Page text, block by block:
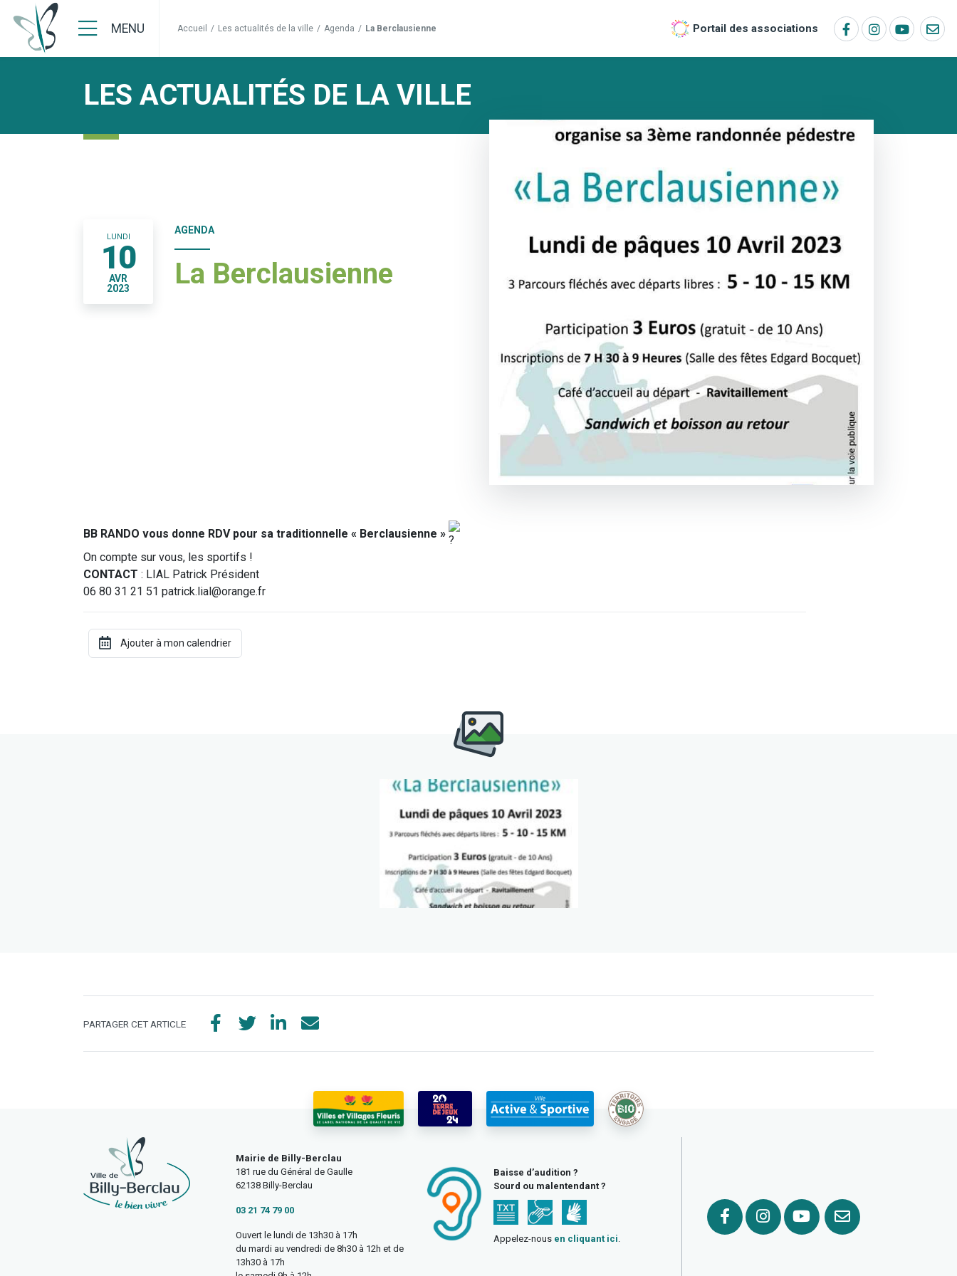
MENU Accueil / Les actualités de la ville / Agenda / La Berclausienne Portail des associations
LES ACTUALITÉS DE LA VILLE
LUNDI
10
AVR
2023
AGENDA
La Berclausienne
BB RANDO vous donne RDV pour sa traditionnelle « Berclausienne »
On compte sur vous, les sportifs !
CONTACT : LIAL Patrick Président
06 80 31 21 51 patrick.lial@orange.fr
PARTAGER CET ARTICLE
Mairie de Billy-Berclau
181 rue du Général de Gaulle
62138 Billy-Berclau
03 21 74 79 00
Ouvert le lundi de 13h30 à 17h
du mardi au vendredi de 8h30 à 12h et de
13h30 à 17h
Baisse d’audition ?
Sourd ou malentendant ?
Appelez-nous en cliquant ici.